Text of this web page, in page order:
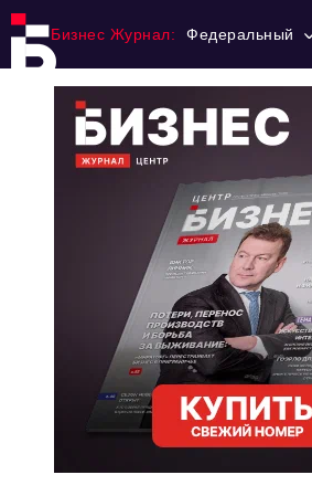
Бизнес Журнал: Федеральный
Ниши и рынки
Технологии и тренды